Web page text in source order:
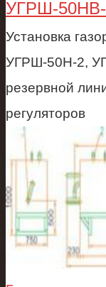
УГРШ-50НВ-
Установка
УГРШ-50Н-2,
резервной
регуляторов